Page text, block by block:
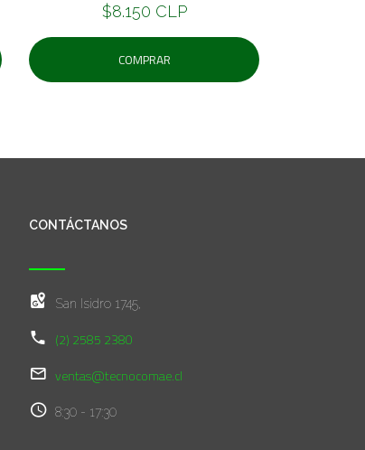
$8.150 CLP
COMPRAR
CONTÁCTANOS
San Isidro 1745,
(2) 2585 2380
ventas@tecnocomae.cl
8:30 - 17:30